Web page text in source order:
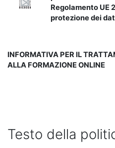
Regolamento UE
protezione dei
INFORMATIVA PER IL
ALLA FORMAZIONE ONLINE
Testo della